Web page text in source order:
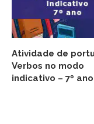
Atividade de
Verbos no modo
indicativo – 7º ano